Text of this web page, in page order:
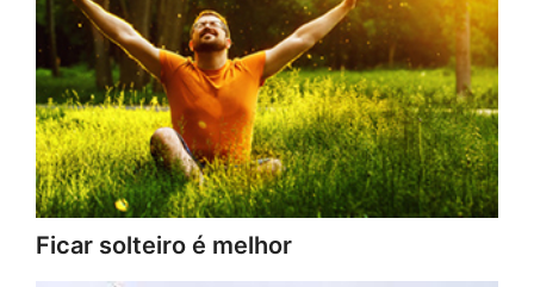
Ficar solteiro é melhor